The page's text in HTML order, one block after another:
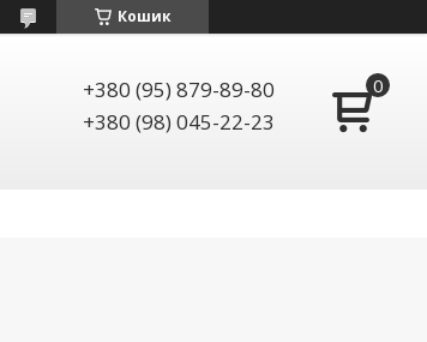
Кошик
+380 (95) 879-89-80
+380 (98) 045-22-23